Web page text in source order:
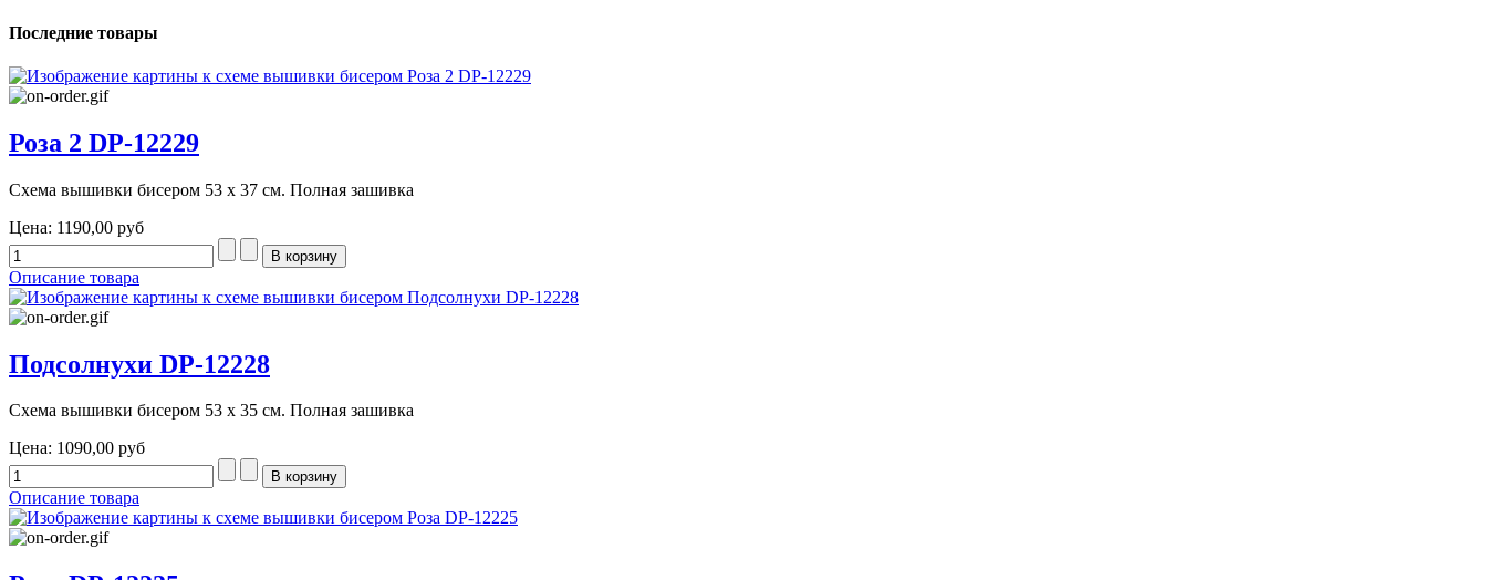
Последние товары
Роза 2 DP-12229
Схема вышивки бисером 53 х 37 см. Полная зашивка
Цена: 1190,00 руб
Описание товара
Подсолнухи DP-12228
Схема вышивки бисером 53 х 35 см. Полная зашивка
Цена: 1090,00 руб
Описание товара